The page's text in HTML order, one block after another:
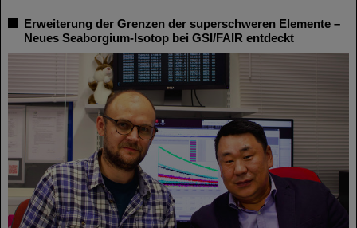
Erweiterung der Grenzen der superschweren Elemente –
Neues Seaborgium-Isotop bei GSI/FAIR entdeckt